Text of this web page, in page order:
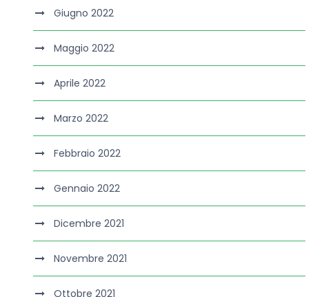
Giugno 2022
Maggio 2022
Aprile 2022
Marzo 2022
Febbraio 2022
Gennaio 2022
Dicembre 2021
Novembre 2021
Ottobre 2021